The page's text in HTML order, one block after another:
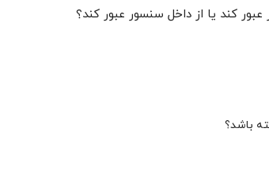
کند یا از داخل سنسور عبور کند؟
باشد؟